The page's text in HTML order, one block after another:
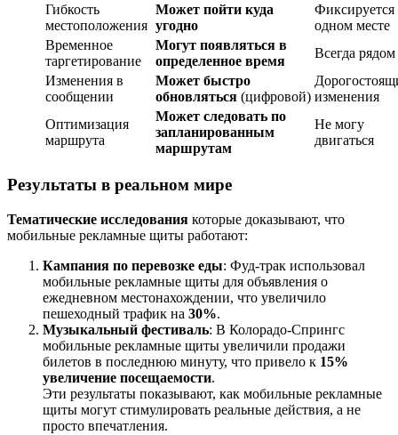
Гибкость
местоположения
Может пойти куда
угодно
Фиксируется
одном месте
Временное
таргетирование
Могут появляться в
определенное время
Всегда рядом
Изменения в
сообщении
Может быстро
обновляться (цифровой) изменения
Оптимизация
маршрута
Может следовать по
запланированным
маршрутам
Не могу
двигаться
Результаты в реальном мире
Тематические исследования которые доказывают, что
мобильные рекламные щиты работают:
Кампания по перевозке еды: Фуд-трак использовал
мобильные рекламные щиты для объявления о
ежедневном местонахождении, что увеличило
пешеходный трафик на 30%.
Музыкальный фестиваль: В Колорадо-Спрингс
мобильные рекламные щиты увеличили продажи
билетов в последнюю минуту, что привело к 15%
увеличение посещаемости.
Эти результаты показывают, как мобильные рекламные
щиты могут стимулировать реальные действия, а не
просто впечатления.